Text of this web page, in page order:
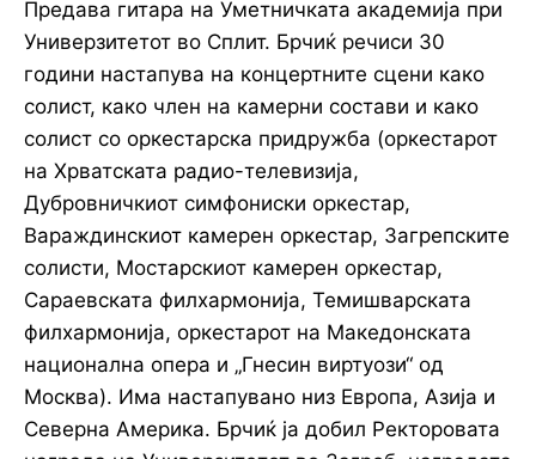
Предава гитара на Уметничката академија при
Универзитетот во Сплит. Брчиќ речиси 30
години настапува на концертните сцени како
солист, како член на камерни состави и како
солист со оркестарска придружба (оркестарот
на Хрватската радио-телевизија,
Дубровничкиот симфониски оркестар,
Вараждинскиот камерен оркестар, Загрепските
солисти, Мостарскиот камерен оркестар,
Сараевската филхармонија, Темишварската
филхармонија, оркестарот на Македонската
национална опера и „Гнесин виртуози“ од
Москва). Има настапувано низ Европа, Азија и
Северна Америка. Брчиќ ја добил Ректоровата